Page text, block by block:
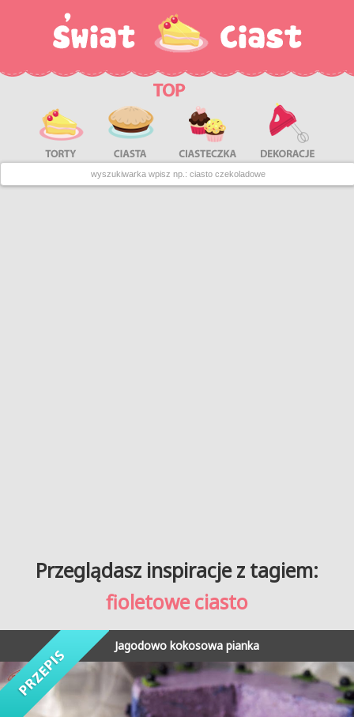
Przeglądasz inspiracje z tagiem:
fioletowe ciasto
Jagodowo kokosowa pianka